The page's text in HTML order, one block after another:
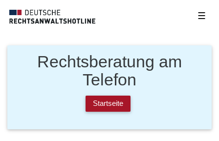
☰
Rechtsberatung am
Telefon
Startseite